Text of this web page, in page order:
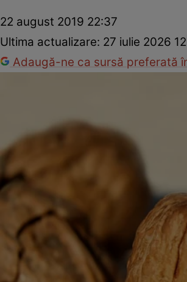
22 august 2019 22:37
Ultima actualizare: 27 iulie 2026
Adaugă-ne ca sursă preferată